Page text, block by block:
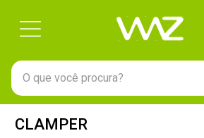
O que você procura?
CLAMPER